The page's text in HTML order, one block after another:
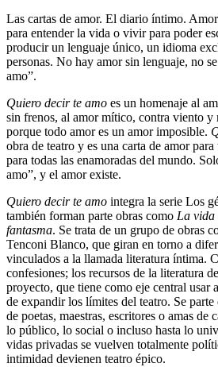
Las cartas de amor. El diario íntimo.
para entender la vida o vivir para poder
producir un lenguaje único, un idioma
personas. No hay amor sin lenguaje, no
amo”.
Quiero decir te amo es un homenaje al
sin frenos, al amor mítico, contra viento y
porque todo amor es un amor imposible.
obra de teatro y es una carta de amor
para todas las enamoradas del mundo.
amo”, y el amor existe.
Quiero decir te amo integra la serie Los
también forman parte obras como La
fantasma. Se trata de un grupo de obras
Tenconi Blanco, que giran en torno a
vinculados a la llamada literatura íntima.
confesiones; los recursos de la literatura
proyecto, que tiene como eje central usar
de expandir los límites del teatro. Se
de poetas, maestras, escritores o amas de
lo público, lo social o incluso hasta lo
vidas privadas se vuelven totalmente
intimidad devienen teatro épico.